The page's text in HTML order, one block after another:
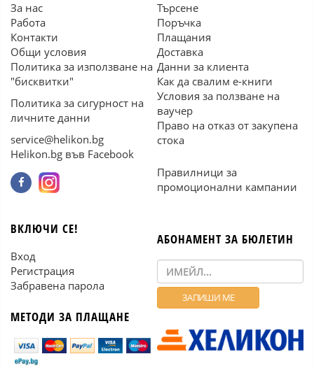
За нас
Работа
Контакти
Общи условия
Политика за използване на
"бисквитки"
Политика за сигурност на
личните данни
service@helikon.bg
Helikon.bg във Facebook
Търсене
Поръчка
Плащания
Доставка
Данни за клиента
Как да свалим е-книги
Условия за ползване на
ваучер
Право на отказ от закупена
стока
Правилници за
промоционални кампании
ВКЛЮЧИ СЕ!
Вход
Регистрация
Забравена парола
МЕТОДИ ЗА ПЛАЩАНЕ
АБОНАМЕНТ ЗА БЮЛЕТИН